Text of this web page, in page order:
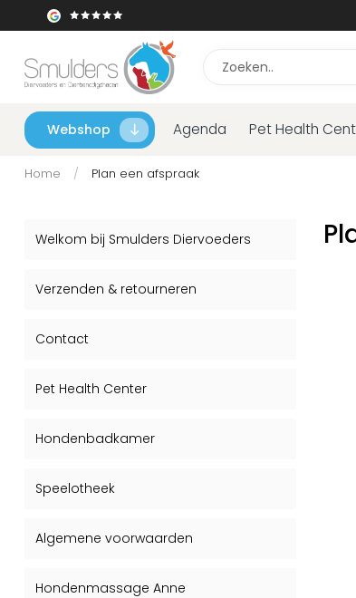
Webshop Agenda Pet Health
Home / Plan een afspraak
Welkom bij Smulders Diervoeders
Verzenden & retourneren
Contact
Pet Health Center
Hondenbadkamer
Speelotheek
Algemene voorwaarden
Hondenmassage Anne